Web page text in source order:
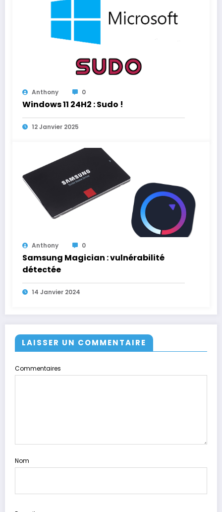
Anthony 0
Windows 11 24H2 : Sudo !
12 Janvier 2025
Anthony 0
Samsung Magician : vulnérabilité
détectée
14 Janvier 2024
LAISSER UN COMMENTAIRE
Commentaires
Nom